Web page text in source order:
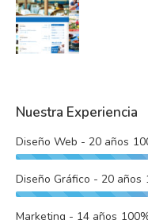
Nuestra Experiencia
Diseño Web - 20 años
Diseño Gráfico - 20 años
Marketing - 14 años